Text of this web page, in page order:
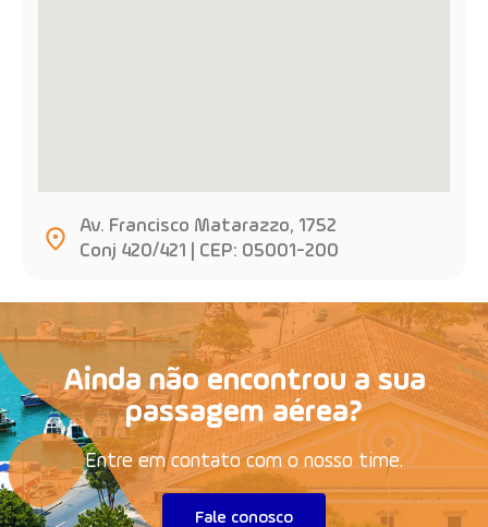
Av. Francisco Matarazzo, 1752
Conj 420/421 | CEP: 05001-200
Ainda não encontrou a sua
passagem aérea?
Entre em contato com o nosso time.
Fale conosco